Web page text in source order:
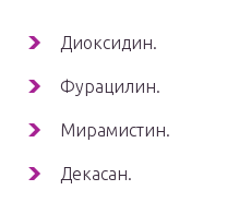
Диоксидин.
Фурацилин.
Мирамистин.
Декасан.